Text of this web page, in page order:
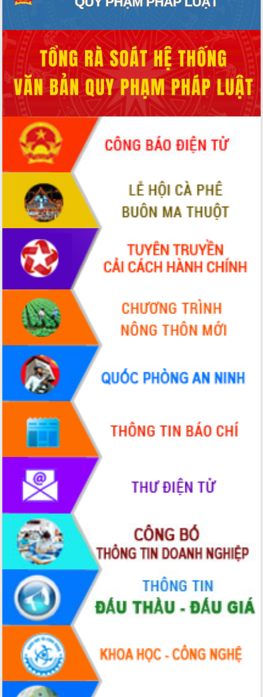
tại Nghĩa trang Liệt sĩ xã Sơn Hòa
xuất khẩu sầu riêng và triển khai quy
định EUDR
Thứ trưởng Bộ Nông nghiệp và Môi
trường Nguyễn Hoàng Hiệp khảo sát
vùng trồng và doanh nghiệp đóng gói
sầu riêng tại Đắk Lắk
Trình diễn nghệ thuật chế biến các
món ăn từ sầu riêng
Đắk Lắk công bố Quy hoạch và xúc
tiến đầu tư tỉnh
Ngành cá ngừ Đắk Lắk chủ động thích
ứng để giữ vững thị trường xuất khẩu
Diễn đàn Kinh tế tư nhân Việt Nam đột
phá cơ chế - Hợp tác công tư
Đề án 06 tạo bước ngoặt đột phá trong
cải cách hành chính tỉnh Đắk Lắk
Kết nối tour, đẩy mạnh chuyển đổi số
để phát triển du lịch Đắk Lắk
Khởi động Dự án Đầu tư xây dựng hạ
tầng kỹ thuật Cụm công nghiệp Tân
Tiến
Gặp mặt các cơ quan báo chí nhân Kỷ
niệm 101 năm Ngày Báo chí Cách
mạng Việt Nam
Đắk Lắk sơ kết 4 năm triển khai thực
hiện Đề án 06 của Chính phủ
Họp báo thông tin về Hội nghị Công bố
Quy hoạch và Xúc tiến đầu tư tỉnh Đắk
Khơi thông điểm nghẽn, đẩy nhanh
giải ngân vốn khắc phục thiên tai
HĐND tỉnh thông qua điều chỉnh Quy
hoạch tỉnh thời kỳ 2021-2030
Hội thảo góp ý hồ sơ điều chỉnh quy
hoạch tỉnh Đắk Lắk thời kỳ 2021-2030,
tầm nhìn đến năm 2050
Nâng cao hiệu quả hoạt động của các
doanh nghiệp nhà nước
Hội nghị triển khai kết nối mạng
truyền số liệu chuyên dùng phục vụ cơ
quan Đảng, Nhà nước
Lễ phát động chuỗi hoạt động chung
tay làm sạch môi trường
Xã Ea Kar bước chuyển mình trong
công tác cải cách hành chính mô hình
mới
UBND tỉnh họp báo định kỳ tháng 4
năm 2026
Hội thảo khoa học “Giải pháp thúc đẩy
phát triển nền kinh tế xanh tại tỉnh
Đắk Lắk”